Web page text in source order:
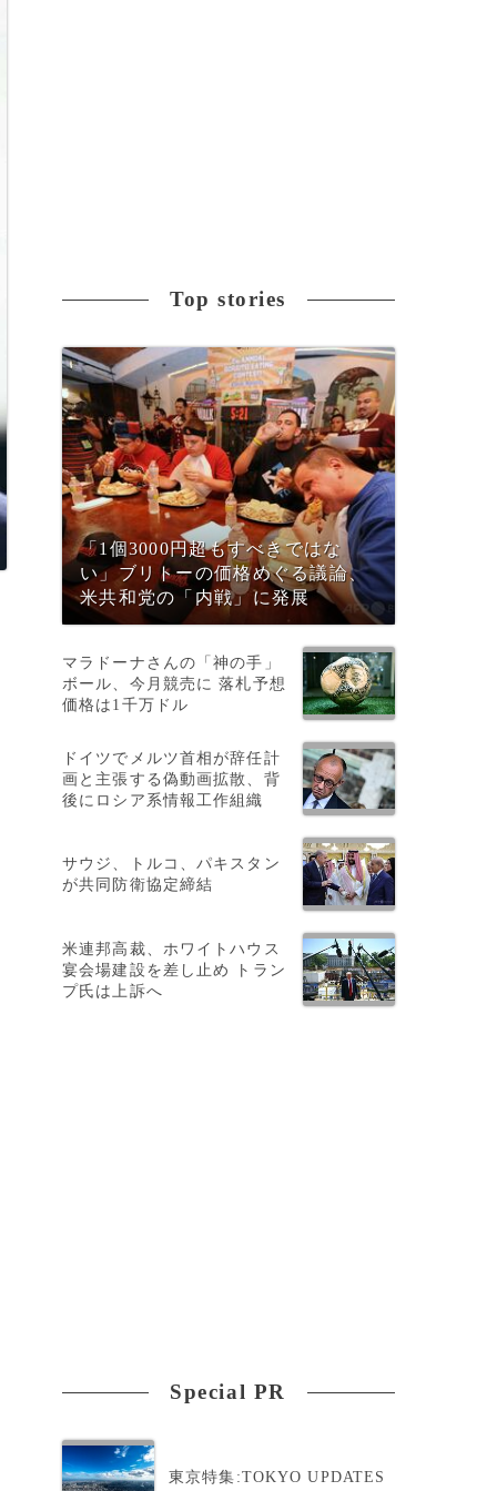
Top stories
「1個3000円超もすべきではな
い」ブリトーの価格めぐる議論、
米共和党の「内戦」に発展
マラドーナさんの「神の手」
ボール、今月競売に 落札予想
価格は1千万ドル
ドイツでメルツ首相が辞任計
画と主張する偽動画拡散、背
後にロシア系情報工作組織
サウジ、トルコ、パキスタン
が共同防衛協定締結
米連邦高裁、ホワイトハウス
宴会場建設を差し止め トラン
プ氏は上訴へ
Special PR
東京特集:TOKYO UPDATES